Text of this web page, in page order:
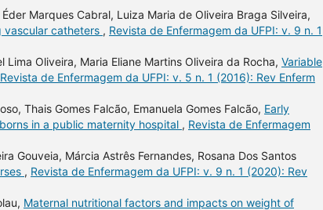
Marques Cabral, Luiza Maria de Oliveira Braga Silveira,
vascular catheters , Revista de Enfermagem da UFPI: v. 9 n. 1
Oliveira, Maria Eliane Martins Oliveira da Rocha, Variable
Revista de Enfermagem da UFPI: v. 5 n. 1 (2016): Rev Enferm
Thais Gomes Falcão, Emanuela Gomes Falcão, Early
in a public maternity hospital , Revista de Enfermagem
Gouveia, Márcia Astrês Fernandes, Rosana Dos Santos
, Revista de Enfermagem da UFPI: v. 9 n. 1 (2020): Rev
Maternal nutritional factors and impacts on weight of